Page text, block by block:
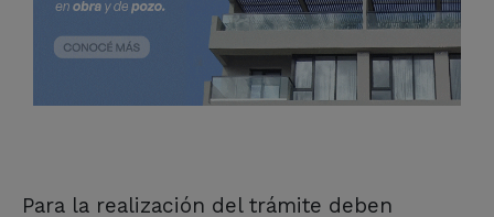
Para la realización del trámite deben